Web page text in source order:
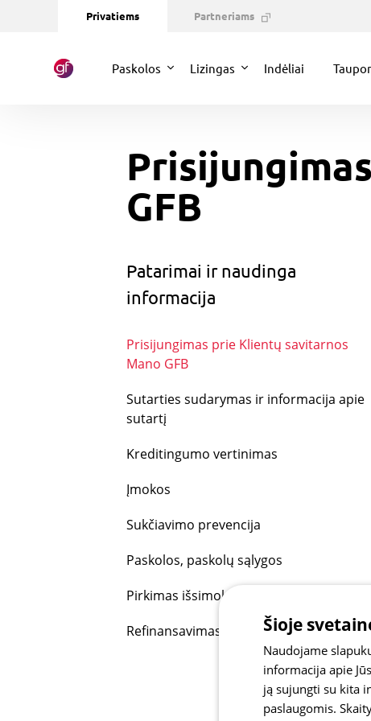
Privatiems Partneriams
Paskolos Lizingas Indėliai
GFB
Patarimai ir naudinga
informacija
Prisijungimas prie Klientų savitarnos
Mano GFB
Sutarties sudarymas ir informacija apie
sutartį
Kreditingumo vertinimas
Įmokos
Sukčiavimo prevencija
Paskolos, paskolų sąlygos
Pirkimas išsimokėtinai
Refinansavimas
Šioje
Naudojame
informacija apie
ją sujungti su kita
paslaugomis.